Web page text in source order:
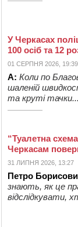
У Черкасах
100 осіб та 12
01 СЕРПНЯ 2026, 19:39
А: Коли по
шаленій
та круті тачки...
“Туалетна
Черкасам
31 ЛИПНЯ 2026, 13:27
Петро
знають, як це
відслідкувати,